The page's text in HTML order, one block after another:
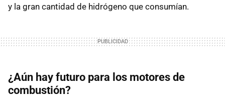
y la gran cantidad de hidrógeno que consumían.
¿Aún hay futuro para los motores de
combustión?